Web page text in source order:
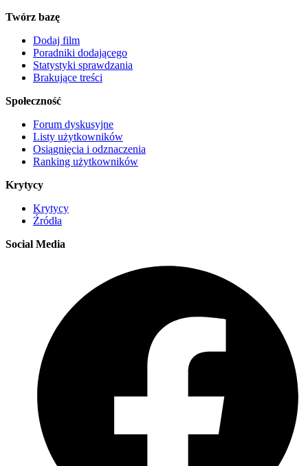
Twórz bazę
Dodaj film
Poradniki dodającego
Statystyki sprawdzania
Brakujące treści
Społeczność
Forum dyskusyjne
Listy użytkowników
Osiągnięcia i odznaczenia
Ranking użytkowników
Krytycy
Krytycy
Źródła
Social Media